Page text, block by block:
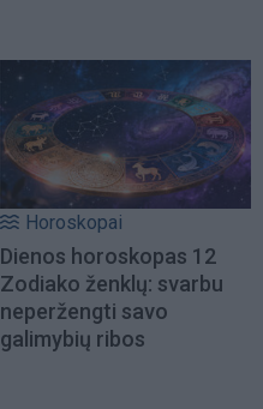
Horoskopai
Dienos horoskopas 12
Zodiako ženklų: svarbu
neperžengti savo
galimybių ribos